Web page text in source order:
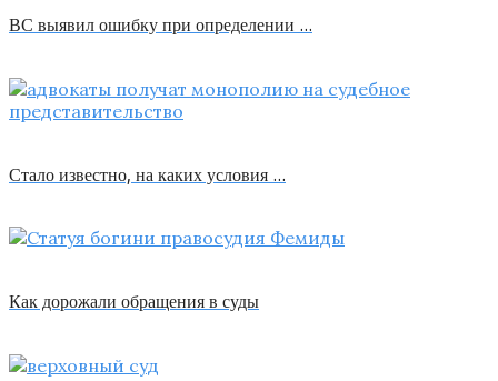
ВС выявил ошибку при определении …
Стало известно, на каких условия …
Как дорожали обращения в суды